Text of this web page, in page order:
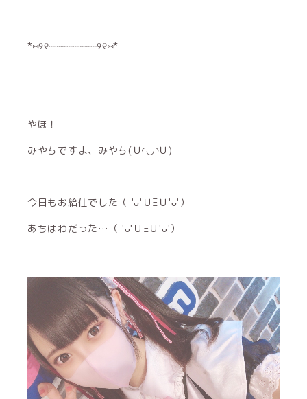
*⑅︎୨୧┈︎┈︎┈︎┈︎┈︎┈︎┈︎┈︎୨୧⑅︎*
やほ！
みやちですよ、みやち(Ｕ◜◡◝Ｕ)
今日もお給仕でした（ 'ᴗ'ＵΞＵ'ᴗ'）
あちはわだった…（ 'ᴗ'ＵΞＵ'ᴗ'）